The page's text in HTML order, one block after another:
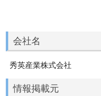
会社名
秀英産業株式会社
情報掲載元